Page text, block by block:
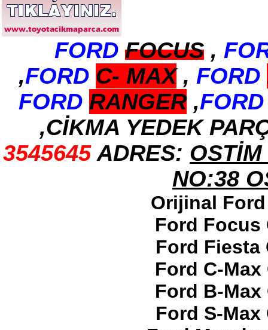
2017-2018 ford ranger arka
tampon
Ürün Kodu : 2017-2018 ford ranger
dirksiyon simidi
2017-2018 ford ranger
dirksiyon simidi
FORD FOCUS,
,FORD C- MAX, FORD
FORD RANGER,FORD
,CİKMA YEDEK
3545645 ADRES:
NO:38
Orijinal Ford
Ford Focus
Ford Fiesta
Ford C-Max
Ford B-Max
Ford S-Max